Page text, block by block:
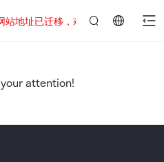
站地址已迁移，欢迎访问新址：
attention!